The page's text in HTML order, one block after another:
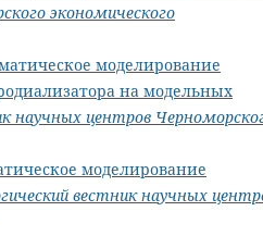
экономического
моделирование
на модельных
научных центров
моделирование
вестник научных